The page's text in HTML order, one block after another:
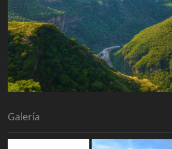
Galería